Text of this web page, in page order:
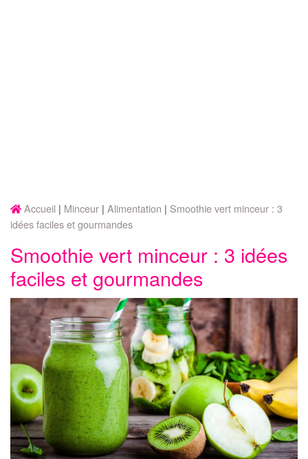
Accueil Minceur Alimentation
Smoothie vert minceur : 3
idées faciles et gourmandes
Smoothie vert minceur : 3 idées
faciles et gourmandes